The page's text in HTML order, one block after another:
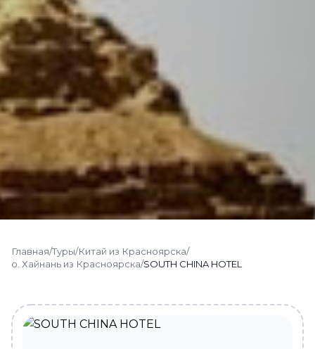
Главная/Туры/Китай из Красноярска/
о. Хайнань из Красноярска/SOUTH CHINA HOTEL